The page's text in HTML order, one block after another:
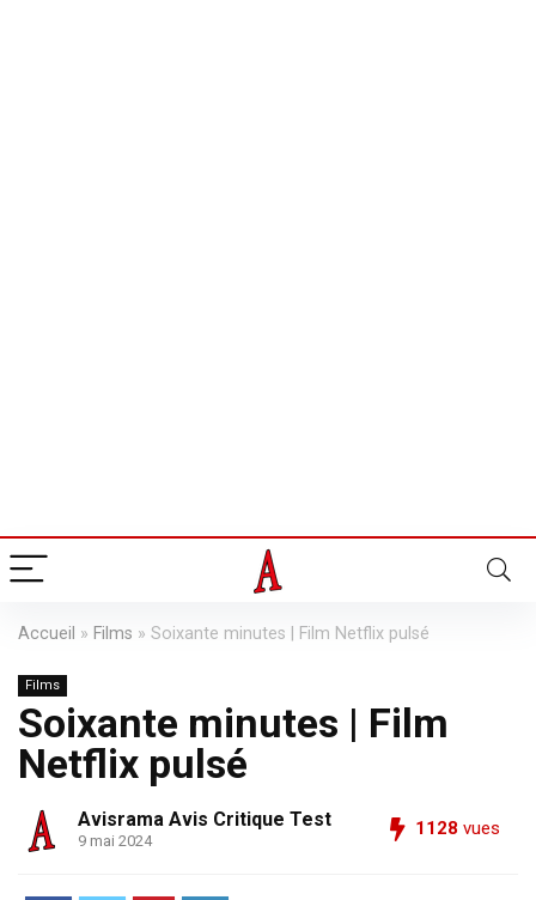
Accueil » Films » Soixante minutes | Film Netflix pulsé
Films
Soixante minutes | Film
Netflix pulsé
Avisrama Avis Critique Test
9 mai 2024
1128 vues